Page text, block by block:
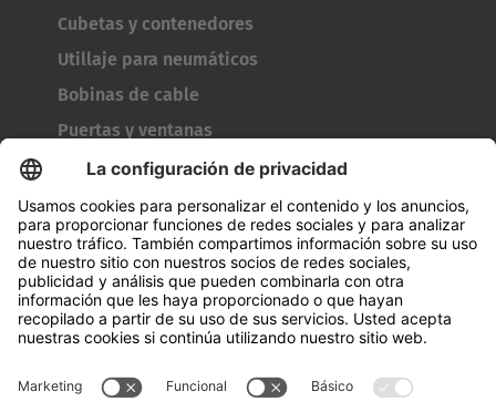
Cubetas y contenedores
Utillaje para neumáticos
Bobinas de cable
Puertas y ventanas
Empresa
A cerca de Hubtex
Acerca de HUBTEX Solutions Spain
Sostenibilidad
Sucursales